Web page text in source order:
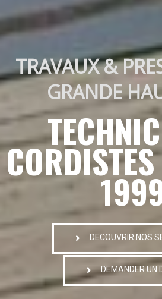
TRAVAUX &
GRANDE
DECOUVRIR NOS
DEMANDER UN